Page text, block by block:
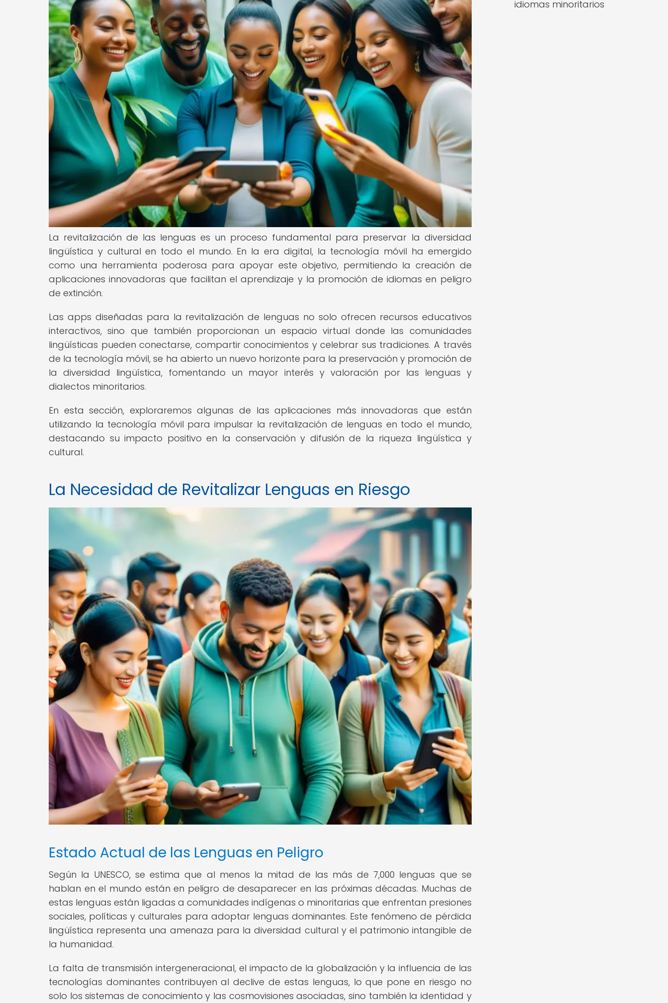
La revitalización de las lenguas es un proceso fundamental para preservar la diversidad
lingüística y cultural en todo el mundo. En la era digital, la tecnología móvil ha emergido
como una herramienta poderosa para apoyar este objetivo, permitiendo la creación de
aplicaciones innovadoras que facilitan el aprendizaje y la promoción de idiomas en peligro
de extinción.
Las apps diseñadas para la revitalización de lenguas no solo ofrecen recursos educativos
interactivos, sino que también proporcionan un espacio virtual donde las comunidades
lingüísticas pueden conectarse, compartir conocimientos y celebrar sus tradiciones. A través
de la tecnología móvil, se ha abierto un nuevo horizonte para la preservación y promoción de
la diversidad lingüística, fomentando un mayor interés y valoración por las lenguas y
dialectos minoritarios.
En esta sección, exploraremos algunas de las aplicaciones más innovadoras que están
utilizando la tecnología móvil para impulsar la revitalización de lenguas en todo el mundo,
destacando su impacto positivo en la conservación y difusión de la riqueza lingüística y
cultural.
La Necesidad de Revitalizar Lenguas en Riesgo
Estado Actual de las Lenguas en Peligro
Según la UNESCO, se estima que al menos la mitad de las más de 7,000 lenguas que se
hablan en el mundo están en peligro de desaparecer en las próximas décadas. Muchas de
estas lenguas están ligadas a comunidades indígenas o minoritarias que enfrentan presiones
sociales, políticas y culturales para adoptar lenguas dominantes. Este fenómeno de pérdida
lingüística representa una amenaza para la diversidad cultural y el patrimonio intangible de
la humanidad.
La falta de transmisión intergeneracional, el impacto de la globalización y la influencia de las
tecnologías dominantes contribuyen al declive de estas lenguas, lo que pone en riesgo no
solo los sistemas de conocimiento y las cosmovisiones asociadas, sino también la identidad y
idiomas minoritarios